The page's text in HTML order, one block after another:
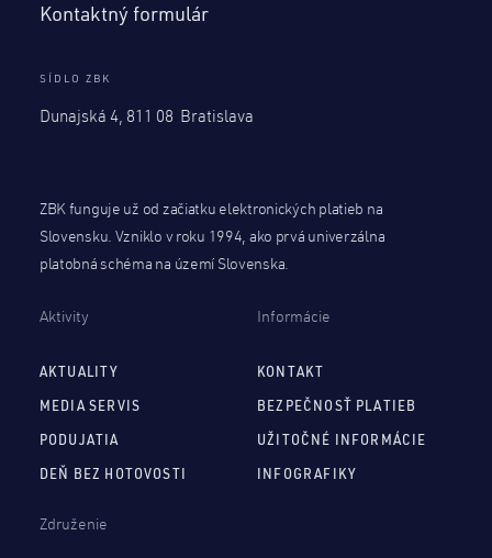
Kontaktný formulár
SÍDLO ZBK
Dunajská 4, 811 08 Bratislava
ZBK funguje už od začiatku elektronických platieb na
Slovensku. Vzniklo v roku 1994, ako prvá univerzálna
platobná schéma na území Slovenska.
Aktivity
AKTUALITY
MEDIA SERVIS
PODUJATIA
DEŇ BEZ HOTOVOSTI
Informácie
KONTAKT
BEZPEČNOSŤ PLATIEB
UŽITOČNÉ INFORMÁCIE
INFOGRAFIKY
Združenie